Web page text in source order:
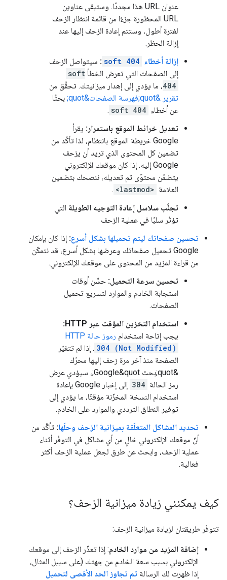
عنوان URL هذا مجددًا. وستبقى عناوين
URL المحظورة جزءًا من قائمة انتظار الزحف
لفترة أطول، وستتم إعادة الزحف إليها عند
إزالة الحظر.
إزالة أخطاء soft 404
: سيتواصل الزحف
إلى الصفحات التي تعرض الخطأ soft
404، ما يؤدي إلى إهدار ميزانيتك. تحقَّق من
تقرير &quot;فهرسة الصفحات&quot;
بحثًا
عن أخطاء soft 404
.
تعديل خرائط الموقع باستمرار: يقرأ
Google خريطة الموقع بانتظام، لذا تأكَّد من
تضمين كل المحتوى الذي تريد أن يزحف
Google إليه. إذا كان موقعك الإلكتروني
يتضمّن محتوًى تم تعديله، ننصحك بتضمين
العلامة <lastmod>
.
تجنُّب سلاسل إعادة التوجيه الطويلة التي
تؤثّر سلبًا في عملية الزحف
تحسين صفحاتك ليتم تحميلها بشكل أسرع: إذا كان بإمكان
Google تحميل صفحاتك وعرضها بشكل أسرع، قد نتمكّن
من قراءة المزيد من المحتوى على موقعك الإلكتروني.
تحسين سرعة التحميل: حسِّن أوقات
استجابة الخادم والموارد لتسريع تحميل
الصفحات.
استخدام التخزين المؤقت عبر HTTP:
يجب إتاحة استخدام رموز حالة HTTP
304 (Not Modified) . إذا لم تتغيّر
الصفحة منذ آخر مرة زحف إليها محرّك
&quot;بحث Google&quot;، سيؤدي عرض
رمز الحالة 304
إلى إخبار Google بإعادة
استخدام النسخة المخزّنة مؤقتًا، ما يؤدي إلى
توفير النطاق الترددي والموارد على الخادم.
تحديد المشاكل المتعلّقة بميزانية الزحف وحلّها: تأكَّد من
أنّ موقعك الإلكتروني خالٍ من أي مشاكل في التوفّر أثناء
عملية الزحف، وابحث عن طرق لجعل عملية الزحف أكثر
فعالية.
كيف يمكنني زيادة ميزانية الزحف؟
تتوفّر طريقتان لزيادة ميزانية الزحف:
إضافة المزيد من موارد الخادم: إذا تعذّر الزحف إلى موقعك
الإلكتروني بسبب سعة الخادم من جهتك (على سبيل المثال،
إذا ظهرت لك الرسالة تم تجاوز الحد الأقصى لتحميل